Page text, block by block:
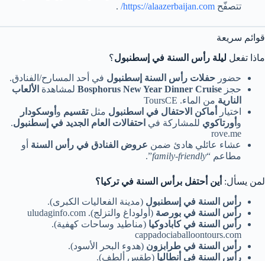
تتصفّح https://alaazerbaijan.com/
.
قوائم سريعة
ماذا تفعل ليلة رأس السنة في إسطنبول؟
حضور حفلات رأس السنة إسطنبول في أحد المسارح/الفنادق.
حجز Bosphorus New Year Dinner Cruise لمشاهدة الألعاب
النارية من الماء. ToursCE
اختيار
أماكن الاحتفال في اسطنبول مثلتقسيم و أوسكودار
و أورتاكوي للمشاركة في احتفالات العام الجديد في إسطنبول.
rove.me
عشاء عائلي هادئ ضمن عروض الفنادق في رأس السنة أو
مطاعم “family-friendly
”.
لمن يسأل: أين أحتفل برأس السنة في تركيا؟
رأس السنة في إسطنبول (مدينة الفعاليات الكبرى).
رأس السنة في بورصة (أولوداغ والتزلج). uludaginfo.com
رأس السنة في كابادوكيا (مناطيد وساحات كهفية).
cappadociaballoontours.com
رأس السنة في طرابزون (هدوء البحر الأسود).
رأس السنة في أنطاليا (طقس ألطف).